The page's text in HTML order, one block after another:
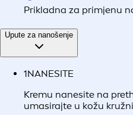
Prikladna za primjenu
Upute za nanošenje
1NANESITE
Kremu nanesite na
umasirajte u kožu